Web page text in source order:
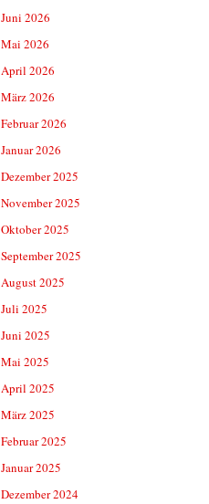
Juni 2026
Mai 2026
April 2026
März 2026
Februar 2026
Januar 2026
Dezember 2025
November 2025
Oktober 2025
September 2025
August 2025
Juli 2025
Juni 2025
Mai 2025
April 2025
März 2025
Februar 2025
Januar 2025
Dezember 2024